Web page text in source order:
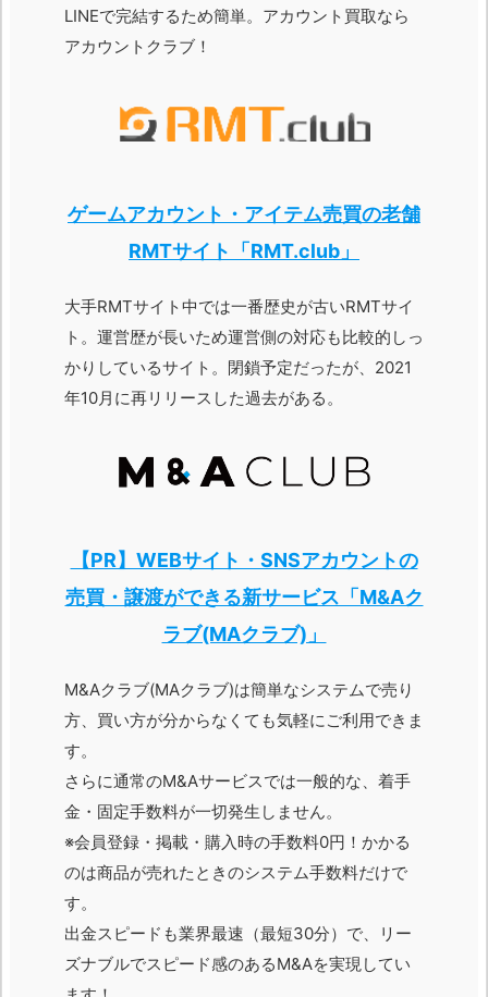
LINEで完結するため簡単。アカウント買取なら
アカウントクラブ！
ゲームアカウント・アイテム売買の老舗
RMTサイト「RMT.club」
大手RMTサイト中では一番歴史が古いRMTサイ
ト。運営歴が長いため運営側の対応も比較的しっ
かりしているサイト。閉鎖予定だったが、2021
年10月に再リリースした過去がある。
【PR】WEBサイト・SNSアカウントの
売買・譲渡ができる新サービス「M&Aク
ラブ(MAクラブ)」
M&Aクラブ(MAクラブ)は簡単なシステムで売り
方、買い方が分からなくても気軽にご利用できま
す。
さらに通常のM&Aサービスでは一般的な、着手
金・固定手数料が一切発生しません。
※会員登録・掲載・購入時の手数料0円！かかる
のは商品が売れたときのシステム手数料だけで
す。
出金スピードも業界最速（最短30分）で、リー
ズナブルでスピード感のあるM&Aを実現してい